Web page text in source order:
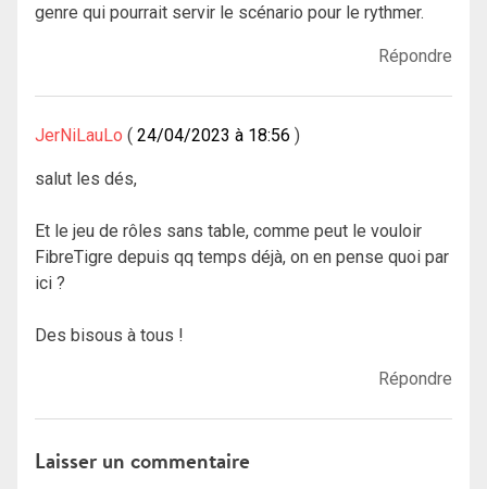
genre qui pourrait servir le scénario pour le rythmer.
Répondre
JerNiLauLo 24/04/2023 à 18:56
salut les dés,
Et le jeu de rôles sans table, comme peut le vouloir
FibreTigre depuis qq temps déjà, on en pense quoi par
ici ?
Des bisous à tous !
Répondre
Laisser un commentaire